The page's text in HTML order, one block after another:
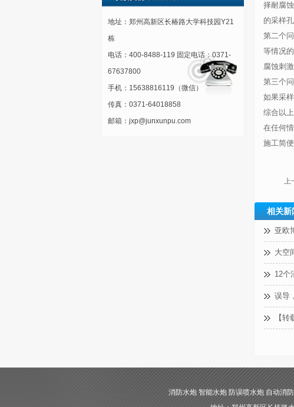
地址：郑州高新区长椿路大学科技园Y21
栋
电话：400-8488-119 固定电话：0371-
67637800
手机：15638816119（微信）
传真：0371-64018858
邮箱：jxp@junxunpu.com
择耐腐
的采样
第二个
等情况
腐蚀刺
第三个
如果采
综合以
在任何
施工简
上
相关新
亚欧
大空
12个
误导
【
消防水炮 智能水炮 防误喷水炮 自动消